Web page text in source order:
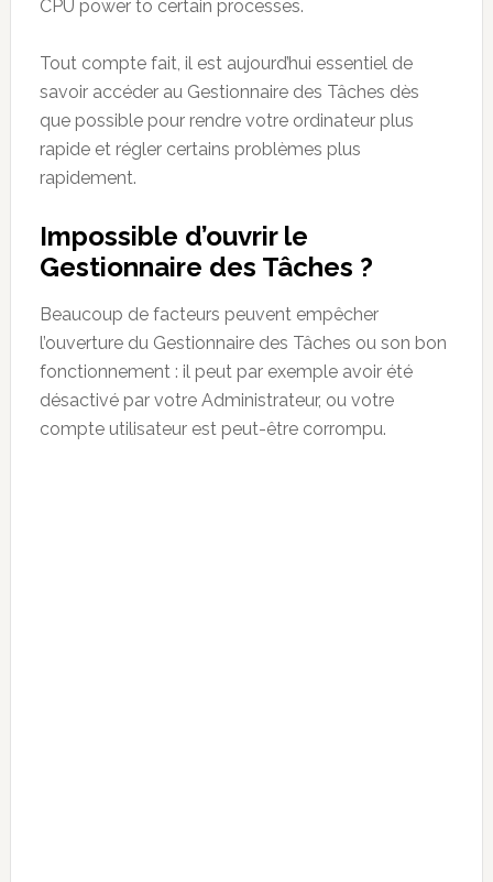
CPU power to certain processes.
Tout compte fait, il est aujourd’hui essentiel de
savoir accéder au Gestionnaire des Tâches dès
que possible pour rendre votre ordinateur plus
rapide et régler certains problèmes plus
rapidement.
Impossible d’ouvrir le
Gestionnaire des Tâches ?
Beaucoup de facteurs peuvent empêcher
l’ouverture du Gestionnaire des Tâches ou son bon
fonctionnement : il peut par exemple avoir été
désactivé par votre Administrateur, ou votre
compte utilisateur est peut-être corrompu.